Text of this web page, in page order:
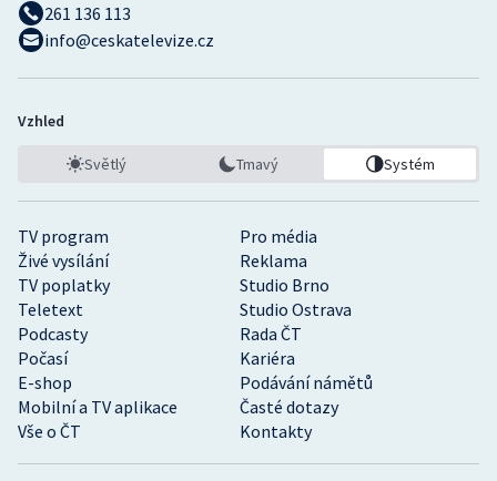
TV program
Pro média
Živé vysílání
Reklama
TV poplatky
Studio Brno
Teletext
Studio Ostrava
Podcasty
Rada ČT
Počasí
Kariéra
E-shop
Podávání námětů
Mobilní a TV aplikace
Časté dotazy
Vše o ČT
Kontakty
261 136 113
info@ceskatelevize.cz
Vzhled
Světlý Tmavý Systém